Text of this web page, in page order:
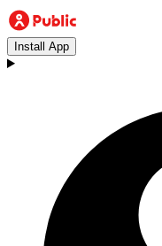
Install App